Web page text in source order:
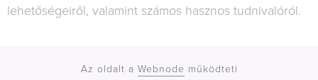
lehetőségeiről, valamint számos hasznos tudnivalóról.
Az oldalt a Webnode működteti